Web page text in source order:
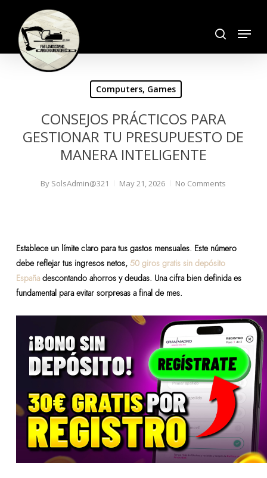
main
content
Menu
Computers, Games
CONSEJOS PRÁCTICOS PARA
GESTIONAR TU PRESUPUESTO DE
MANERA INTELIGENTE
By SolsAdmin@321 May 21, 2026 No Comments
Establece un límite claro para tus gastos mensuales. Este número
debe reflejar tus ingresos netos, 50 giros gratis sin depósito
Españadescontando ahorros y deudas. Una cifra bien definida es
fundamental para evitar sorpresas a final de mes.
Close
Menu